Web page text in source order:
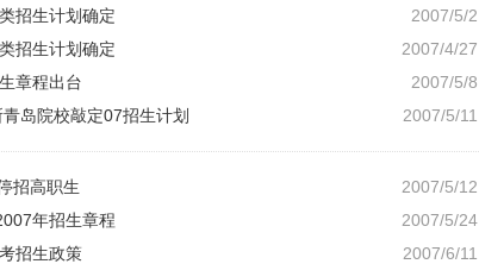
2007/5/2
招生计划确定
2007/4/27
招生计划确定
2007/5/8
章程出台
2007/5/11
岛院校敲定07招生计划
2007/5/12
招高职生
2007/5/24
年招生章程
2007/6/11
招生政策